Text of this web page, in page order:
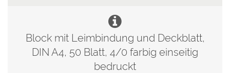
Block mit Leimbindung und Deckblatt,
DIN A4, 50 Blatt, 4/0 farbig einseitig
bedruckt